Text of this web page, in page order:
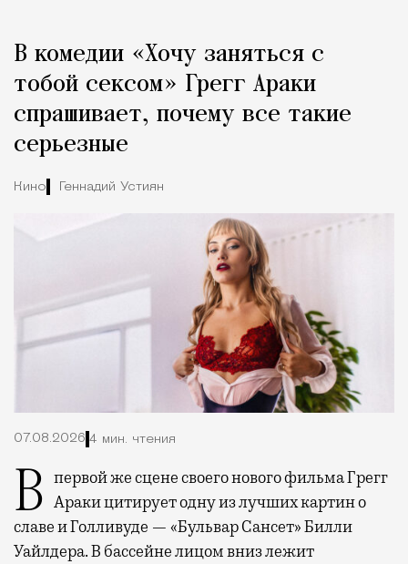
Город
В комедии «Хочу заняться с
тобой сексом» Грегг Араки
спрашивает, почему все такие
серьезные
Кино Геннадий Устиян
07.08.2026 4 мин. чтения
В первой же сцене своего нового фильма Грегг Араки цитирует одну из лучших картин о
славе и Голливуде — «Бульвар Сансет» Билли
Уайлдера. В бассейне лицом вниз лежит